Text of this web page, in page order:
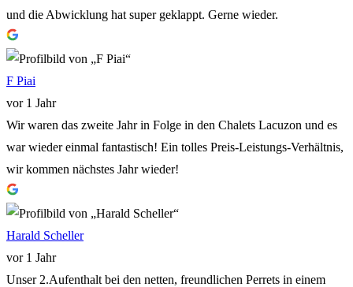
und die Abwicklung hat super geklappt. Gerne wieder.
F Piai
vor 1 Jahr
Wir waren das zweite Jahr in Folge in den Chalets Lacuzon und es
war wieder einmal fantastisch! Ein tolles Preis-Leistungs-Verhältnis,
wir kommen nächstes Jahr wieder!
Harald Scheller
vor 1 Jahr
Unser 2.Aufenthalt bei den netten, freundlichen Perrets in einem